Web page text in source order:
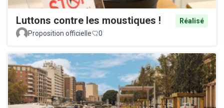
Luttons contre les moustiques !
Réalisé
Proposition officielle
0